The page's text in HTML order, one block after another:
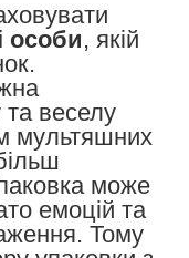
особи, якій
та веселу
мультяшних
може
емоцій та
Тому